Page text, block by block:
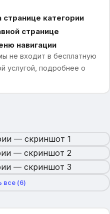
категории
странице
навигации
не входит в бесплатную
услугой, подробнее о
все (6)